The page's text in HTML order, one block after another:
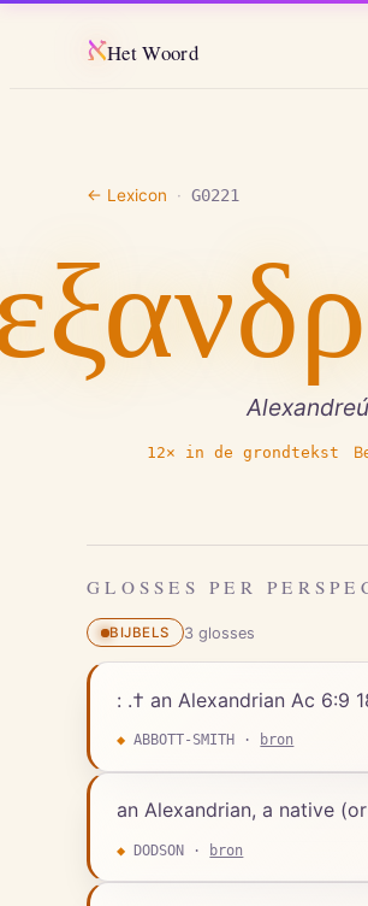
אHet Woord
← Lexicon · G0221
12× in de grondtekst
GLOSSES PER
BIJBELS 3glosses
: .† an Alexandrian Ac 6:9
◆ ABBOTT-SMITH · bron
an Alexandrian, a native
◆ DODSON · bron